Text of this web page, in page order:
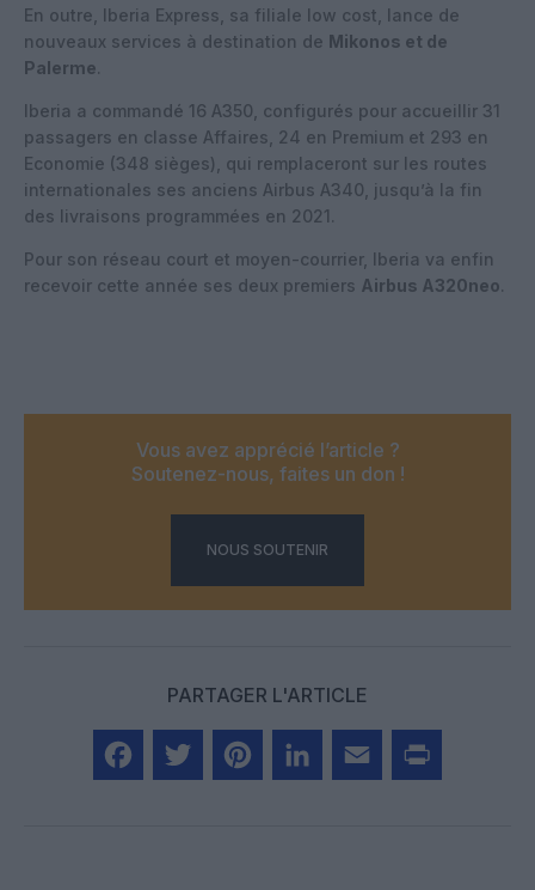
En outre, Iberia Express, sa filiale low cost, lance de
nouveaux services à destination de Mikonos et de
Palerme.
Iberia a commandé 16 A350, configurés pour accueillir 31
passagers en classe Affaires, 24 en Premium et 293 en
Economie (348 sièges), qui remplaceront sur les routes
internationales ses anciens Airbus A340, jusqu’à la fin
des livraisons programmées en 2021.
Pour son réseau court et moyen-courrier, Iberia va enfin
recevoir cette année ses deux premiers Airbus A320neo.
Vous avez apprécié l’article ?
Soutenez-nous, faites un don !
NOUS SOUTENIR
PARTAGER L'ARTICLE